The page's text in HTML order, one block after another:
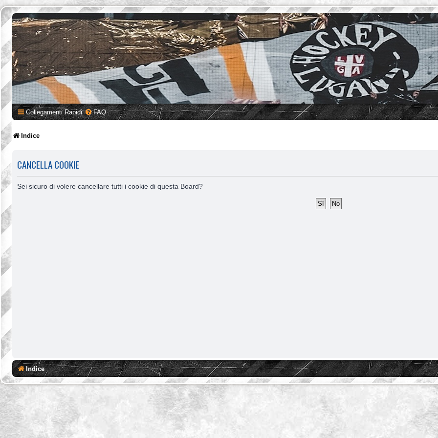
Collegamenti Rapidi FAQ
Indice
CANCELLA COOKIE
Sei sicuro di volere cancellare tutti i cookie di questa Board?
Indice